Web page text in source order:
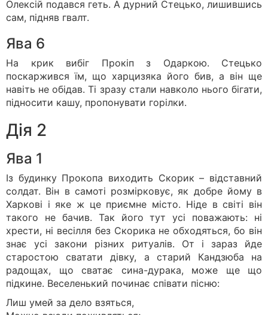
Олексій подався геть. А дурний Стецько, лишившись
сам, підняв гвалт.
Ява 6
На крик вибіг Прокіп з Одаркою. Стецько
поскаржився їм, що харцизяка його бив, а він ще
навіть не обідав. Ті зразу стали навколо нього бігати,
підносити кашу, пропонувати горілки.
Дія 2
Ява 1
Із будинку Прокопа виходить Скорик – відставний
солдат. Він в самоті розмірковує, як добре йому в
Харкові і яке ж це приємне місто. Ніде в світі він
такого не бачив. Так його тут усі поважають: ні
хрести, ні весілля без Скорика не обходяться, бо він
знає усі закони різних ритуалів. От і зараз йде
старостою сватати дівку, а старий Кандзюба на
радощах, що сватає сина-дурака, може ще що
підкине. Веселенький починає співати пісню:
Лиш умей за дело взяться,